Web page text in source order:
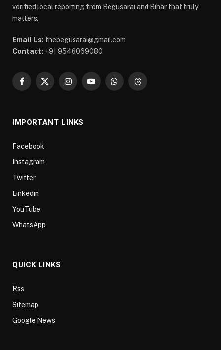
verified local reporting from Begusarai and Bihar that truly
matters.
Email Us: thebegusarai@gmail.com
Contact: +91 9546069080
Facebook
X
InstagramYouTubeWhatsAppThreads
IMPORTANT LINKS
Facebook
Instagram
Twitter
Linkedin
YouTube
WhatsApp
QUICK LINKS
Rss
Sitemap
Google News